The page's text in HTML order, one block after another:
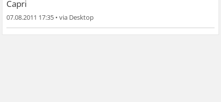
Capri
07.08.2011 17:35 •